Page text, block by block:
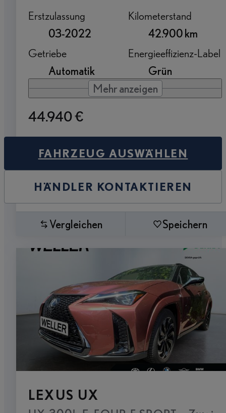
Erstzulassung
03-2022
Kilometerstand
42.900 km
Getriebe
Automatik
Energieeffizienz-Label
Grün
Mehr anzeigen
44.940 €
FAHRZEUG AUSWÄHLEN
HÄNDLER KONTAKTIEREN
Vergleichen Speichern
LEXUS UX